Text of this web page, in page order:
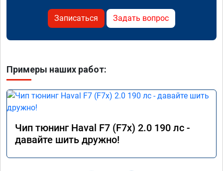
Записаться Задать вопрос
Примеры наших работ:
Чип тюнинг Haval F7 (F7x) 2.0 190 лс -
давайте шить дружно!